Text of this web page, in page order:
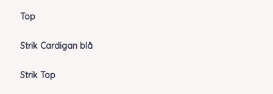
Top
Strik Cardigan blå
Strik Top